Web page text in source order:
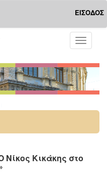
ΕΙΣΟΔΟΣ
Toggle
Κικάκης στο